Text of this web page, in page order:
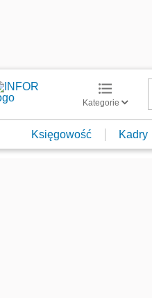
Kategorie
Księgowość Kadry